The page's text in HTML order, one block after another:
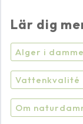
Lär dig
Alger i
Vattenkvalité
Om